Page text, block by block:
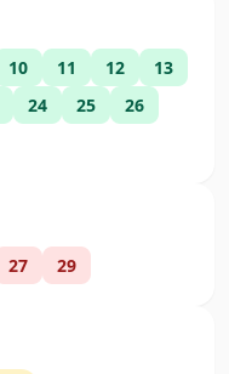
10 11 12
13
24 25
26
27 29